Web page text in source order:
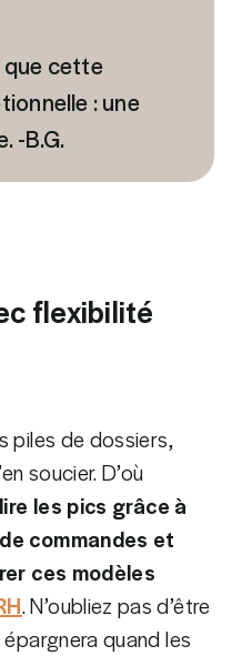
que cette
: une
-B.G.
flexibilité
piles de dossiers,
soucier. D’où
les pics grâce à
commandes et
ces modèles
. N’oubliez pas d’être
quand les